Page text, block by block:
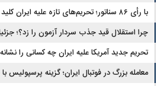
با رأی ۸۶ سناتور؛ تحریم‌های تازه علیه ایران کلید خورد
چرا استقلال قید جذب سردار آزمون را زد؟؛
تحریم جدید آمریکا علیه ایران چه کسانی را
معامله بزرگ در فوتبال ایران؛ گزینه